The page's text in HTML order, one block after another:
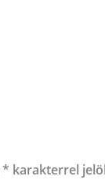
* karakterrel